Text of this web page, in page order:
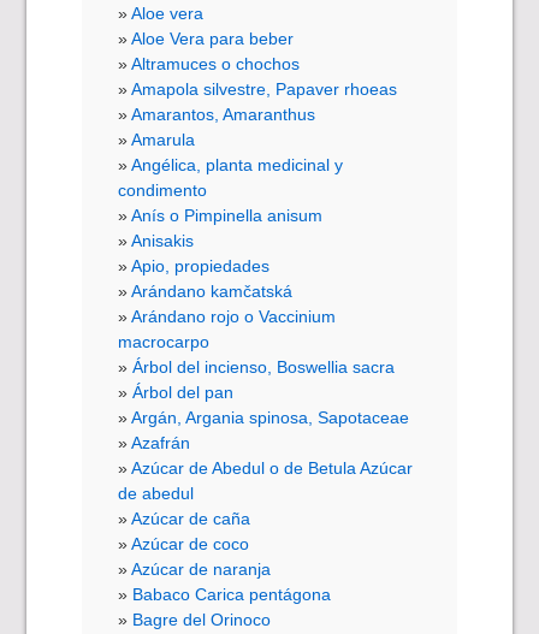
Aloe vera
Aloe Vera para beber
Altramuces o chochos
Amapola silvestre, Papaver rhoeas
Amarantos, Amaranthus
Amarula
Angélica, planta medicinal y
condimento
Anís o Pimpinella anisum
Anisakis
Apio, propiedades
Arándano kamčatská
Arándano rojo o Vaccinium
macrocarpo
Árbol del incienso, Boswellia sacra
Árbol del pan
Argán, Argania spinosa, Sapotaceae
Azafrán
Azúcar de Abedul o de Betula Azúcar
de abedul
Azúcar de caña
Azúcar de coco
Azúcar de naranja
Babaco Carica pentágona
Bagre del Orinoco